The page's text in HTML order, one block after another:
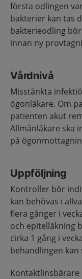
första odlingen
bakterier kan tas
bakterieodling
innan ny
Vårdnivå
Misstänkta
ögonläkare. Om
patienten akut
Allmänläkare ska
på
Uppföljning
Kontroller bör
kan behövas i
flera gånger i
och epitelläkning
cirka 1 gång i
behandlingen kan